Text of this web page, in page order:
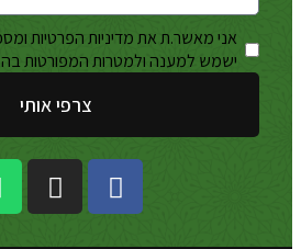
אני מאשר.ת את מדיניות הפרטיות
ישמש למענה ולמטרות המפורטות בה
צרפי אותי